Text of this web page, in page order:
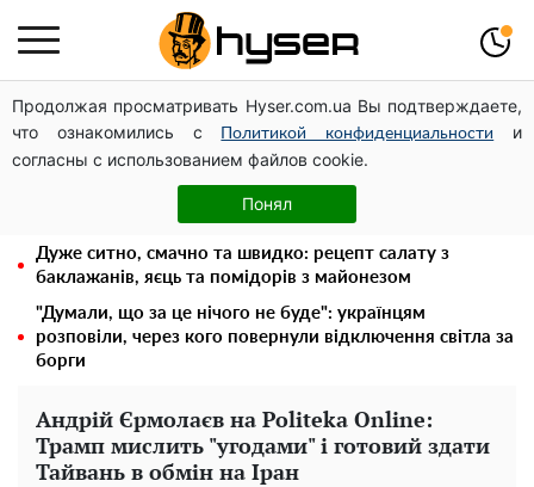
Продолжая просматривать Hyser.com.ua Вы подтверждаете,
что ознакомились с
Политикой конфиденциальности
и
согласны с использованием файлов cookie.
Понял
Українська авіатранспортна асоціація звернулася до
Мінфіну із закликом уніфікувати оподаткування
авіалізингу
Олена Тополя злив відео – це далеко не все: фронтмен
"Антитіла" Тарас Тополя став наступним
Дуже ситно, смачно та швидко: рецепт салату з
баклажанів, яєць та помідорів з майонезом
"Думали, що за це нічого не буде": українцям
розповіли, через кого повернули відключення світла за
борги
Андрій Єрмолаєв на Politeka Online:
Трамп мислить "угодами" і готовий здати
Тайвань в обмін на Іран